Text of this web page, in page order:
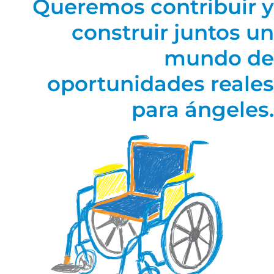
Queremos contribuir y
construir juntos un
mundo de
oportunidades reales
para ángeles.